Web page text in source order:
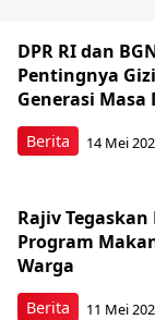
Berita
DPR RI dan
Pentingnya
Generasi Masa
14 Mei
Berita
Rajiv
Program
Warga
11 Mei